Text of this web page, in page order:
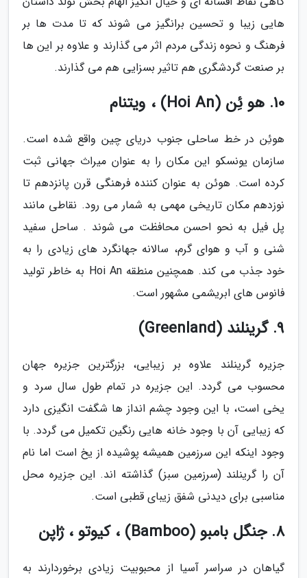
هایی زیبا و تحسین برانگیز می شوند که تا مدت ها بر
فرهنگ و نحوه زندگی مردم اثر می گذارند و علاوه بر این ها
بر صنعت گردشگری هم تاثیر بسزایی هم می گذارند.
10. هو ئِن (Hoi An) ، ویتنام
هوئِن در خط ساحلی جنوب دریای چین واقع شده است.
سازمان یونسکو این مکان را به عنوان میراث جهانی ثبت
کرده است. هوئن به عنوان کننده فرهنگی قرن پانزدهم تا
نوزدهم مکان تاریخی مهمی به شمار می رود. نقاطی مانند
پل فیل به نحو احسن محافظت می شوند . ساحل سفید
شنی و آب و هوای گرم، سالانه جهانگرد های زیادی را به
خود جذب می کند. همچنین منطقه Hoi An به خاطر تولید
فانوس های ابریشمی مشهور است.
9. گرینلند (Greenland)
جزیره گرینلند علاوه بر زیبایی، بزرگترین جزیره جهان
محسوب می گردد. این جزیره در تمام طول سال سرد و
یخی است، با این وجود چشم انداز ها شگفت انگیزی دارد
که زیبایی آن با وجود خانه هایی رنگین تکمیل می گردد. با
وجود اینکه این سرزمین همیشه پوشیده از یخ است اما نام
آن را گرینلند (سرزمین سبز) گذاشته اند. این جزیره محل
مناسبی برای دیدنی شفق زیبای قطبی است.
8. جنگل بامبو (Bamboo) ، کیوتو ، ژاپن
گیاهان در سراسر آسیا از محبوبیت زیادی برخوردارند به